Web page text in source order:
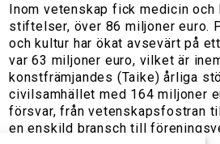
Inom vetenskap fick medicin
stiftelser, över 86 miljoner
och kultur har ökat avsevärt på
var 63 miljoner euro, vilket är
konstfrämjandes (Taike) årliga
civilsamhället med 164 miljoner
försvar, från vetenskapsfostran
en enskild bransch till